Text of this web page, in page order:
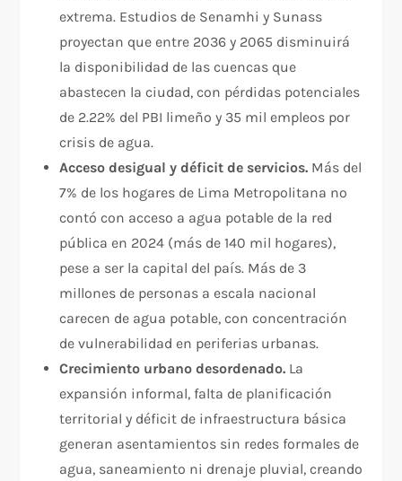
extrema. Estudios de Senamhi y Sunass
proyectan que entre 2036 y 2065 disminuirá
la disponibilidad de las cuencas que
abastecen la ciudad, con pérdidas potenciales
de 2.22% del PBI limeño y 35 mil empleos por
crisis de agua.​
Acceso desigual y déficit de servicios. Más del
7% de los hogares de Lima Metropolitana no
contó con acceso a agua potable de la red
pública en 2024 (más de 140 mil hogares),
pese a ser la capital del país. Más de 3
millones de personas a escala nacional
carecen de agua potable, con concentración
de vulnerabilidad en periferias urbanas.​
Crecimiento urbano desordenado. La
expansión informal, falta de planificación
territorial y déficit de infraestructura básica
generan asentamientos sin redes formales de
agua, saneamiento ni drenaje pluvial, creando